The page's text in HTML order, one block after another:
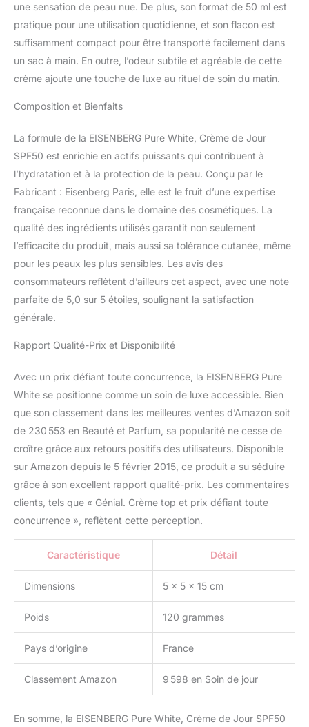
une sensation de peau nue. De plus, son format de 50 ml est
pratique pour une utilisation quotidienne, et son flacon est
suffisamment compact pour être transporté facilement dans
un sac à main. En outre, l’odeur subtile et agréable de cette
crème ajoute une touche de luxe au rituel de soin du matin.
Composition et Bienfaits
La formule de la EISENBERG Pure White, Crème de Jour
SPF50 est enrichie en actifs puissants qui contribuent à
l’hydratation et à la protection de la peau. Conçu par le
Fabricant : Eisenberg Paris, elle est le fruit d’une expertise
française reconnue dans le domaine des cosmétiques. La
qualité des ingrédients utilisés garantit non seulement
l’efficacité du produit, mais aussi sa tolérance cutanée, même
pour les peaux les plus sensibles. Les avis des
consommateurs reflètent d’ailleurs cet aspect, avec une note
parfaite de 5,0 sur 5 étoiles, soulignant la satisfaction
générale.
Rapport Qualité-Prix et Disponibilité
Avec un prix défiant toute concurrence, la EISENBERG Pure
White se positionne comme un soin de luxe accessible. Bien
que son classement dans les meilleures ventes d’Amazon soit
de 230 553 en Beauté et Parfum, sa popularité ne cesse de
croître grâce aux retours positifs des utilisateurs. Disponible
sur Amazon depuis le 5 février 2015, ce produit a su séduire
grâce à son excellent rapport qualité-prix. Les commentaires
clients, tels que « Génial. Crème top et prix défiant toute
concurrence », reflètent cette perception.
Caractéristique Détail
Dimensions 5 x 5 x 15 cm
Poids 120 grammes
Pays d’origine France
Classement Amazon 9 598 en Soin de jour
En somme, la EISENBERG Pure White, Crème de Jour SPF50